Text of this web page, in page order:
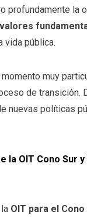
profundamente
vida pública.
muy
de
nuevas políticas
la OIT Cono Sur
OIT para el